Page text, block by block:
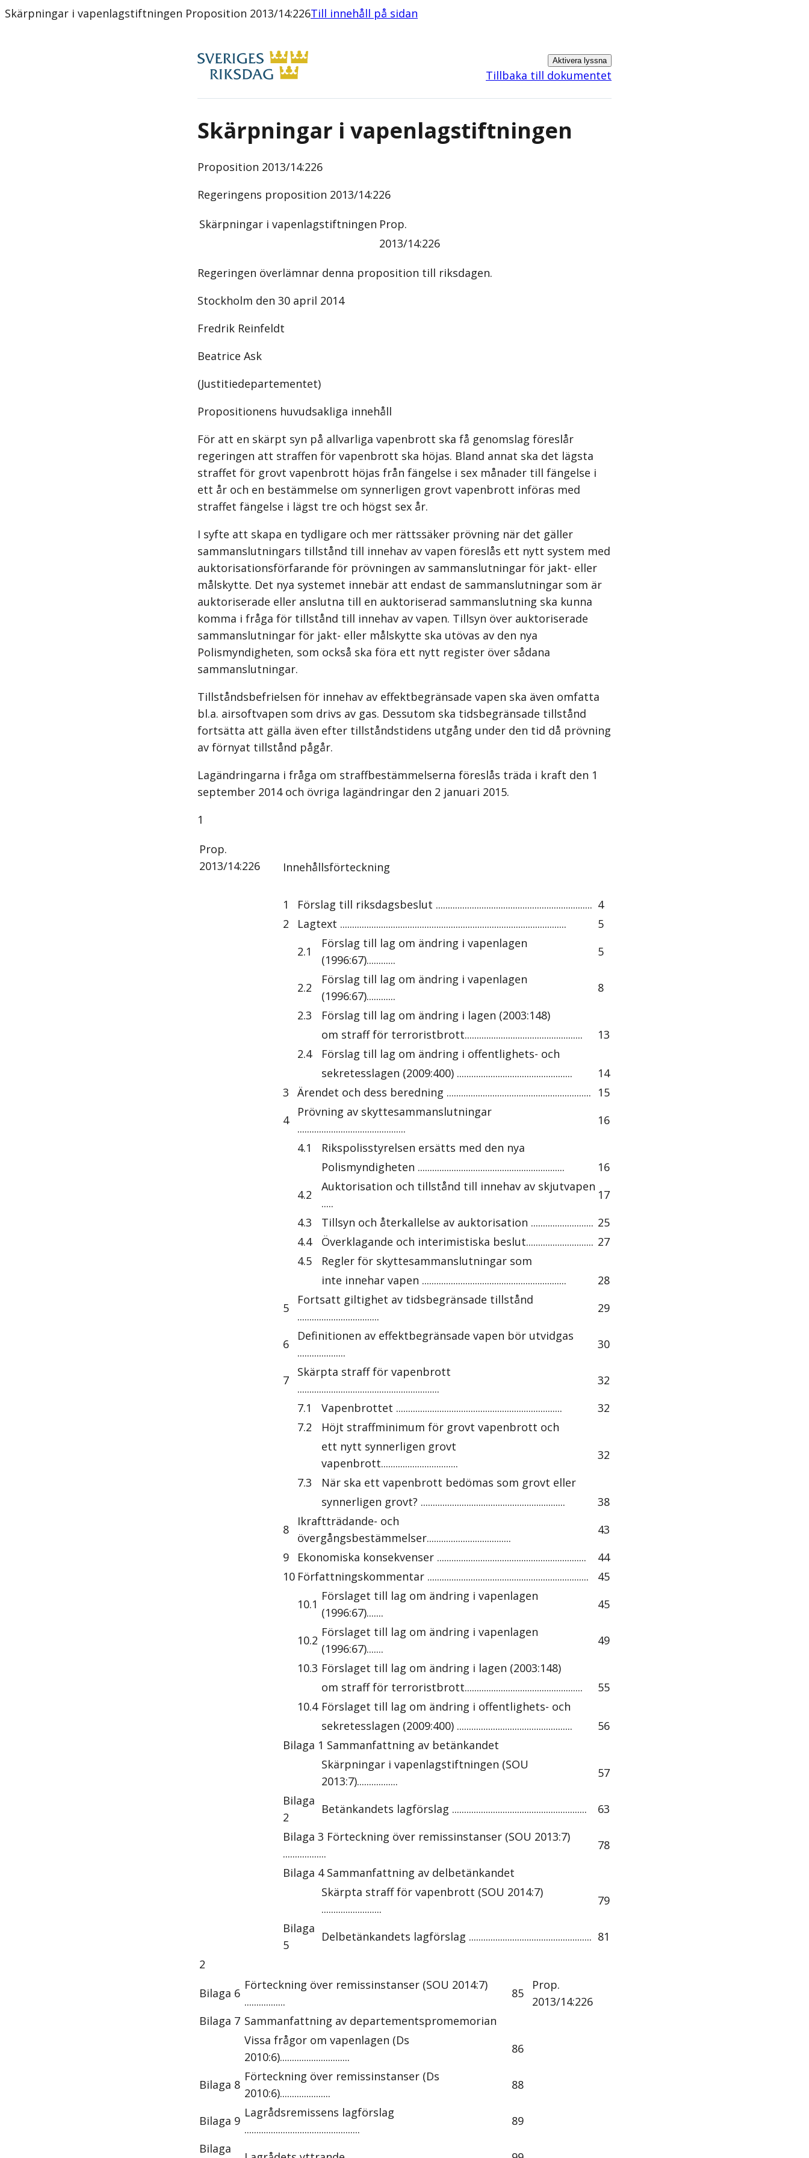
Skärpningar i vapenlagstiftningen Proposition 2013/14:226Till innehåll på sidan
Aktivera lyssna
Tillbaka till dokumentet
Skärpningar i vapenlagstiftningen
Proposition 2013/14:226
Regeringens proposition 2013/14:226
Skärpningar i vapenlagstiftningen Prop.
2013/14:226
Regeringen överlämnar denna proposition till riksdagen.
Stockholm den 30 april 2014
Fredrik Reinfeldt
Beatrice Ask
(Justitiedepartementet)
Propositionens huvudsakliga innehåll
För att en skärpt syn på allvarliga vapenbrott ska få genomslag föreslår
regeringen att straffen för vapenbrott ska höjas. Bland annat ska det lägsta
straffet för grovt vapenbrott höjas från fängelse i sex månader till fängelse i
ett år och en bestämmelse om synnerligen grovt vapenbrott införas med
straffet fängelse i lägst tre och högst sex år.
I syfte att skapa en tydligare och mer rättssäker prövning när det gäller
sammanslutningars tillstånd till innehav av vapen föreslås ett nytt system med
auktorisationsförfarande för prövningen av sammanslutningar för jakt- eller
målskytte. Det nya systemet innebär att endast de sammanslutningar som är
auktoriserade eller anslutna till en auktoriserad sammanslutning ska kunna
komma i fråga för tillstånd till innehav av vapen. Tillsyn över auktoriserade
sammanslutningar för jakt- eller målskytte ska utövas av den nya
Polismyndigheten, som också ska föra ett nytt register över sådana
sammanslutningar.
Tillståndsbefrielsen för innehav av effektbegränsade vapen ska även omfatta
bl.a. airsoftvapen som drivs av gas. Dessutom ska tidsbegränsade tillstånd
fortsätta att gälla även efter tillståndstidens utgång under den tid då prövning
av förnyat tillstånd pågår.
Lagändringarna i fråga om straffbestämmelserna föreslås träda i kraft den 1
september 2014 och övriga lagändringar den 2 januari 2015.
1
Prop.
2013/14:226
Innehållsförteckning
1 Förslag till riksdagsbeslut ................................................................. 4
2
Lagtext ..............................................................................................
5
2.1
Förslag till lag om ändring i vapenlagen
(1996:67)............
5
2.2
Förslag till lag om ändring i vapenlagen
(1996:67)............
8
2.3
Förslag till lag om ändring i lagen (2003:148)
om straff för terroristbrott.................................................
13
2.4
Förslag till lag om ändring i offentlighets- och
sekretesslagen (2009:400) ................................................
14
3
Ärendet och dess beredning ............................................................ 15
4
Prövning av skyttesammanslutningar
.............................................
16
4.1
Rikspolisstyrelsen ersätts med den nya
Polismyndigheten .............................................................
16
4.2
Auktorisation och tillstånd till innehav av skjutvapen
.....
17
4.3
Tillsyn och återkallelse av auktorisation .......................... 25
4.4
Överklagande och interimistiska beslut............................ 27
4.5
Regler för skyttesammanslutningar som
inte innehar vapen ............................................................
28
5
Fortsatt giltighet av tidsbegränsade tillstånd
..................................
29
6
Definitionen av effektbegränsade vapen bör utvidgas
....................
30
7
Skärpta straff för vapenbrott
...........................................................
32
7.1
Vapenbrottet .....................................................................
32
7.2
Höjt straffminimum för grovt vapenbrott och
ett nytt synnerligen grovt
vapenbrott................................
32
7.3
När ska ett vapenbrott bedömas som grovt eller
synnerligen grovt? ............................................................
38
8
Ikraftträdande- och
övergångsbestämmelser...................................
43
9
Ekonomiska konsekvenser ..............................................................
44
10 Författningskommentar ...................................................................
45
10.1
Förslaget till lag om ändring i vapenlagen
(1996:67).......
45
10.2
Förslaget till lag om ändring i vapenlagen
(1996:67).......
49
10.3 Förslaget till lag om ändring i lagen (2003:148)
om straff för terroristbrott.................................................
55
10.4 Förslaget till lag om ändring i offentlighets- och
sekretesslagen (2009:400) ................................................
56
Bilaga 1 Sammanfattning av betänkandet
Skärpningar i vapenlagstiftningen (SOU
2013:7).................
57
Bilaga
2
Betänkandets lagförslag ........................................................
63
Bilaga 3 Förteckning över remissinstanser (SOU 2013:7)
..................
78
Bilaga 4 Sammanfattning av delbetänkandet
Skärpta straff för vapenbrott (SOU 2014:7)
.........................
79
Bilaga
5
Delbetänkandets lagförslag ................................................... 81
2
Bilaga 6
Förteckning över remissinstanser (SOU 2014:7)
.................
85
Prop.
2013/14:226
Bilaga 7 Sammanfattning av departementspromemorian
Vissa frågor om vapenlagen (Ds
2010:6).............................
86
Bilaga 8
Förteckning över remissinstanser (Ds
2010:6).....................
88
Bilaga 9
Lagrådsremissens lagförslag
................................................
89
Bilaga